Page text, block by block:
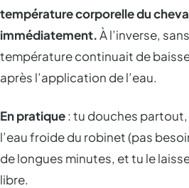
température corporelle du
immédiatement.À l’inverse,
température continuait de
après l’application de l’eau.
En pratique: tu douches
l’eau froide du robinet (pas
de longues minutes, et tu le
libre.